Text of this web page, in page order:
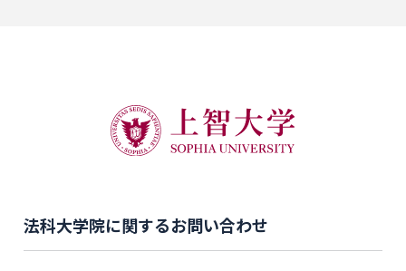
法科大学院に関するお問い合わせ